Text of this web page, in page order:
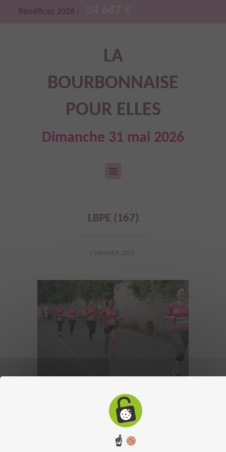
Bénéfices 2026 :
LA
BOURBONNAISE
POUR ELLES
Dimanche 31 mai 2026
LBPE (167)
☝